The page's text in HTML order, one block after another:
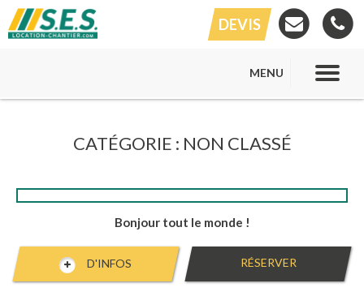
DEVIS
MENU
CATÉGORIE : NON CLASSÉ
Bonjour tout le monde !
D'INFOS RÉSERVER